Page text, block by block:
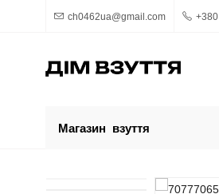
ch0462ua@gmail.com
Магазин взуття